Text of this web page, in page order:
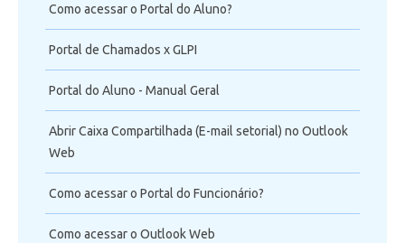
Como acessar o Portal do Aluno?
Portal de Chamados x GLPI
Portal do Aluno - Manual Geral
Abrir Caixa Compartilhada (E-mail setorial) no Outlook
Web
Como acessar o Portal do Funcionário?
Como acessar o Outlook Web